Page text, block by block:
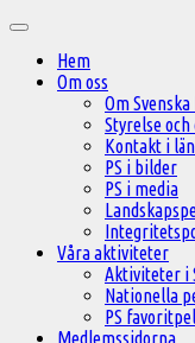
innehåll
Huvudmeny
Hem
Om oss
Om
Styrelse
Kontakt i
PS i bilder
PS i media
Våra aktiviteter
Aktiviteter i
Nationella
PS
Medlemssidorna